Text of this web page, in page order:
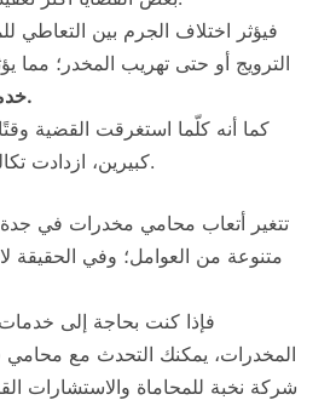
فيؤثر اختلاف الجرم بين التعاطي
الترويج أو حتى تهريب المخدر؛ مما
خدمات المحامي.
كما أنه كلّما استغرقت القضية
كبيرين، ازدادت تكاليف المحاماة.
تتغير أتعاب محامي مخدرات في
متنوعة من العوامل؛ وفي الحقيقة
فإذا كنت بحاجة إلى
المخدرات، يمكنك التحدث مع
شركة نخبة للمحاماة والاستشارات